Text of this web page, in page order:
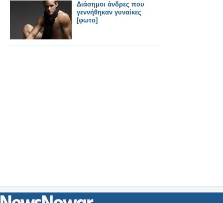
Διάσημοι άνδρες που
γεννήθηκαν γυναίκες
[φωτο]